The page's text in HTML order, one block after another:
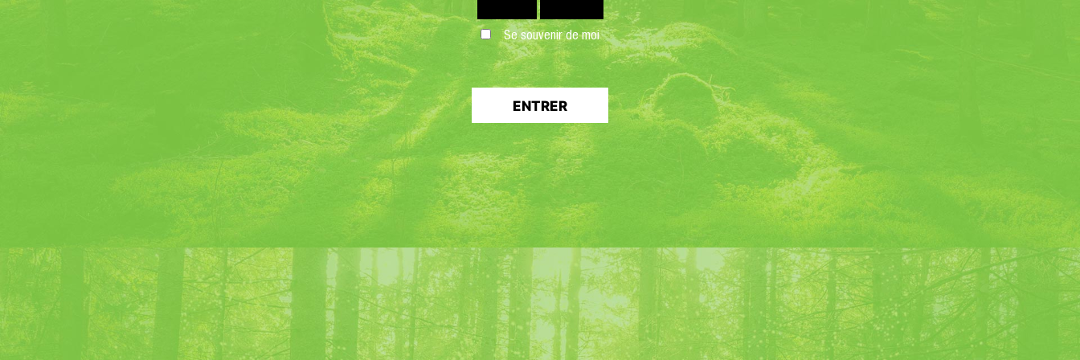
Se souvenir de moi
ENTRER
Durée de l’animation : 1h
Prix : 15€
Lieu : Site touristique et culturel des Caves de la Chartreuse, 10 boulevard Edgard Kofler,
Voiron
Description : Réalisation d’un cocktail sans alcool à base de tisane et un cocktail alcoolisé à base de
Chartreuse